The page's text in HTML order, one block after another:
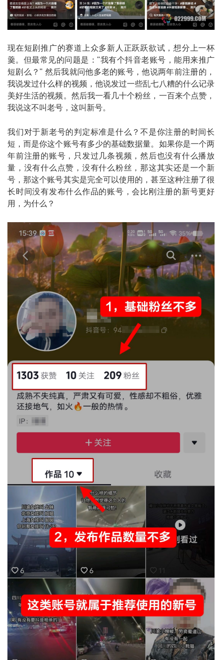
现在短剧推广的赛道上众多新人正跃跃欲试，想分上一杯
羹。但最常见的问题是："我有个抖音老账号，能用来推广
短剧么？" 然后我就问他多老的账号，他说两年前注册的，
我说发过什么样的视频，他说发过一些乱七八糟的什么记录
美好生活的视频。然后我一看几十个粉丝，一百来个点赞，
我说这不叫老号，这叫新号。
我们对于新老号的判定标准是什么？不是你注册的时间长
短，而是你这个账号有多少的基础数据量。如果你是一个两
年前注册的账号，只发过几条视频，然后也没有什么播放
量，没有什么点赞，没有什么粉丝，那这其实还是一个新
号，那这个账号其实是完全可以使用的，甚至这种注册了很
长时间没有发布什么作品的账号，会比刚注册的新号更好
用，为什么？